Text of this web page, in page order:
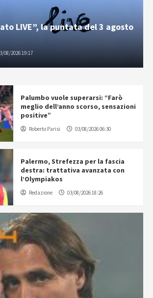
LIVE”, la puntata del 3 agosto
08/2026 19:17
Palumbo vuole superarsi: “Farò
meglio dell’anno scorso, sensazioni
positive”
Roberto Parisi 03/08/2026 06:30
Palermo, Strefezza per la fascia
destra: trattativa avanzata con
l’Olympiakos
Redazione 03/08/2026 18:26